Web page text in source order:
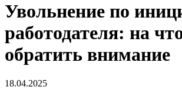
Увольнение по
работодателя: на
обратить внимание
18.04.2025